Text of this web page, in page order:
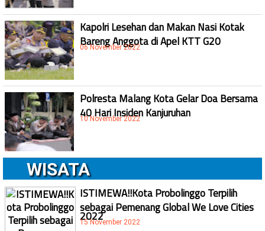
Kapolri Lesehan dan Makan Nasi Kotak
Bareng Anggota di Apel KTT G20
06 November 2022
Polresta Malang Kota Gelar Doa Bersama
40 Hari Insiden Kanjuruhan
10 November 2022
WISATA
ISTIMEWA!!Kota Probolinggo Terpilih
sebagai Pemenang Global We Love Cities
2022
15 November 2022